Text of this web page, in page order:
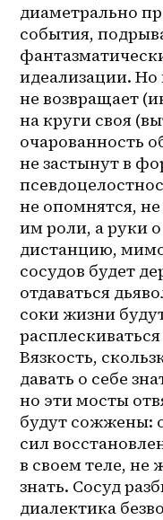
диаметрально
события,
идеализации. Но
не возвращает
на круги своя
очарованность
не застынут в
не опомнятся,
им роли, а руки
дистанцию,
сосудов будет
отдаваться
соки жизни
расплескиваться
Вязкость,
давать о себе
но эти мосты
будут сожжены:
сил
в своем теле, не
знать. Сосуд
диалектика